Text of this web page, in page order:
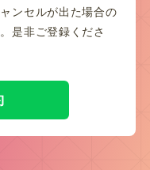
ンセルが出た場合の
是非ご登録くださ